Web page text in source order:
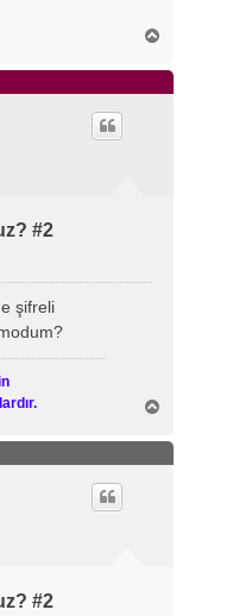
ş
a
#2
şifreli
ş
a
#2